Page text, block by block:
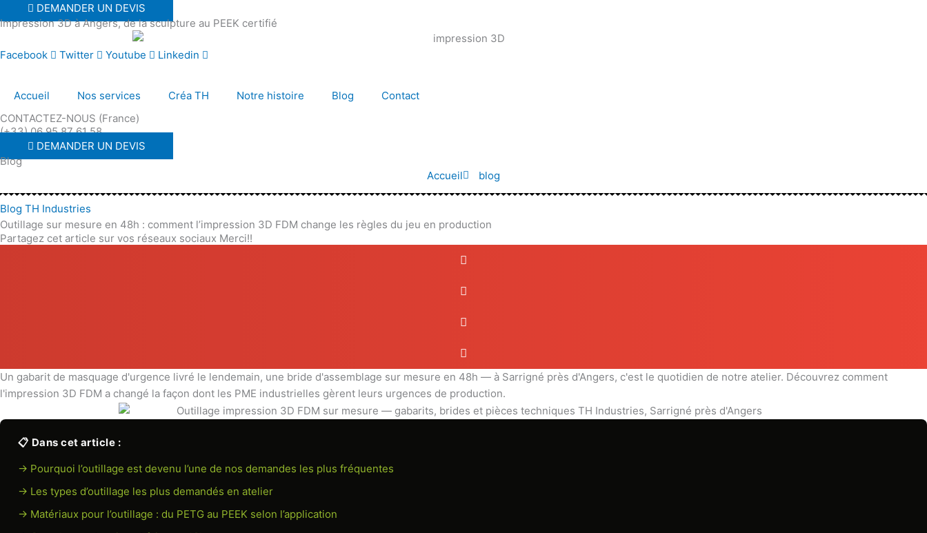
au
DEMANDER UN DEVIS
Impression 3D à Angers, de la sculpture au PEEK certifié
Facebook Twitter Youtube Linkedin
Accueil Nos services Créa TH Notre histoire Blog
Contact
CONTACTEZ-NOUS (France)
(+33) 06 95 87 61 58
DEMANDER UN DEVIS
Blog
Accueil
blog
Blog TH Industries
Outillage sur mesure en 48h : comment l’impression 3D FDM change les règles du jeu en production
Partagez cet article sur vos réseaux sociaux Merci!!
Un gabarit de masquage d'urgence livré le lendemain, une bride d'assemblage sur mesure en 48h — à Sarrigné près d'Angers, c'est le quotidien de notre atelier. Découvrez comment
l'impression 3D FDM a changé la façon dont les PME industrielles gèrent leurs urgences de production.
📋 Dans cet article :
→ Pourquoi l’outillage est devenu l’une de nos demandes les plus fréquentes
→ Les types d’outillage les plus demandés en atelier
→ Matériaux pour l’outillage : du PETG au PEEK selon l’application